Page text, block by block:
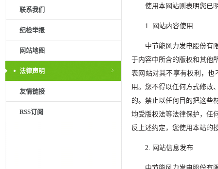
联系我们
纪检举报
网站地图
法律声明
友情链接
RSS订阅
使用本网站则表明您已
1. 网站内容使用
中节能风力发电股份有
于内容中所含的版权和其他
表网站对其不享有权利，也
用。您不得以任何方式修改
的。禁止以任何目的把这些
均受版权法等法律保护，任
反上述约定，您使用本站的
2. 网站信息发布